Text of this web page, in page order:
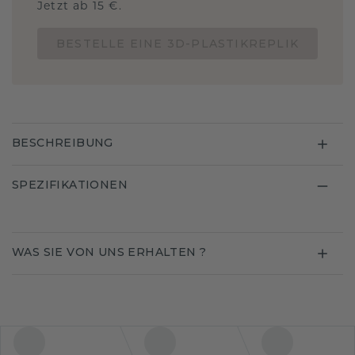
Jetzt ab 15 €.
BESCHREIBUNG
SPEZIFIKATIONEN
WAS SIE VON UNS ERHALTEN ?